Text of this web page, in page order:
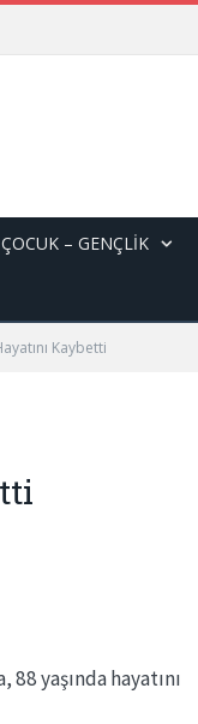
ÇOCUK – GENÇLIK
Kaybetti
yaşında hayatını